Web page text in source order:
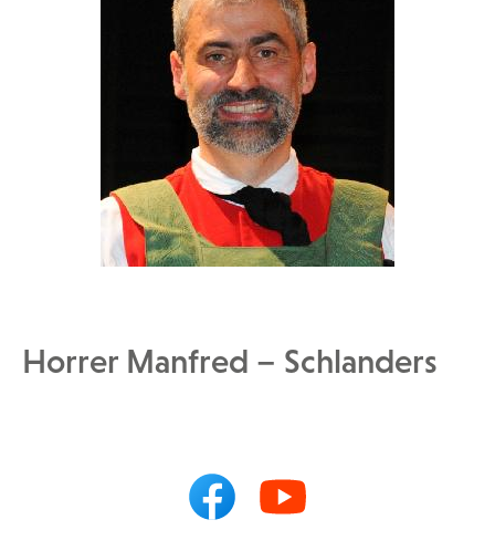
Horrer Manfred – Schlanders